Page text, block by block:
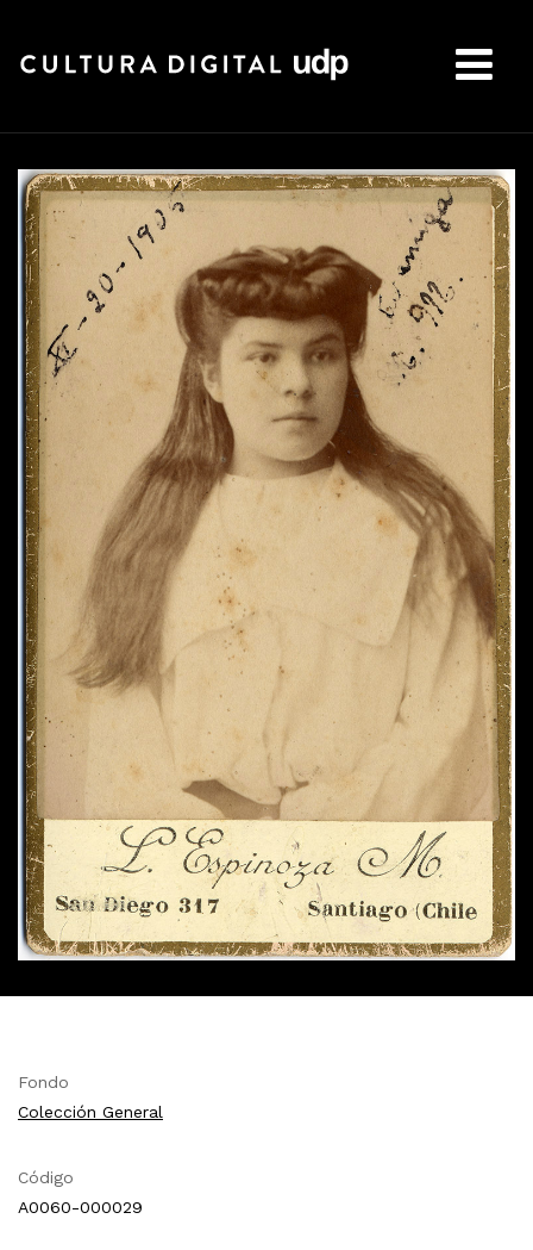
Fondo
Colección General
Código
A0060-000029